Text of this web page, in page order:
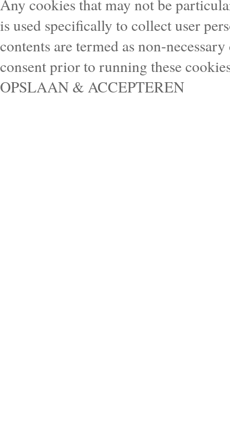
Any cookies that may not be
is used specifically to collect user
contents are termed as non-
consent prior to running these
OPSLAAN & ACCEPTEREN